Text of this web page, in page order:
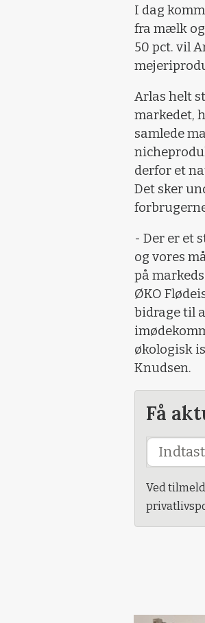
I dag
fra mælk
50 pct. vil
Arlas helt
markedet,
samlede
derfor et
Det sker
- Der er et
og vores
på
ØKO
bidrage til
økologisk
Knudsen.
Få
Ved